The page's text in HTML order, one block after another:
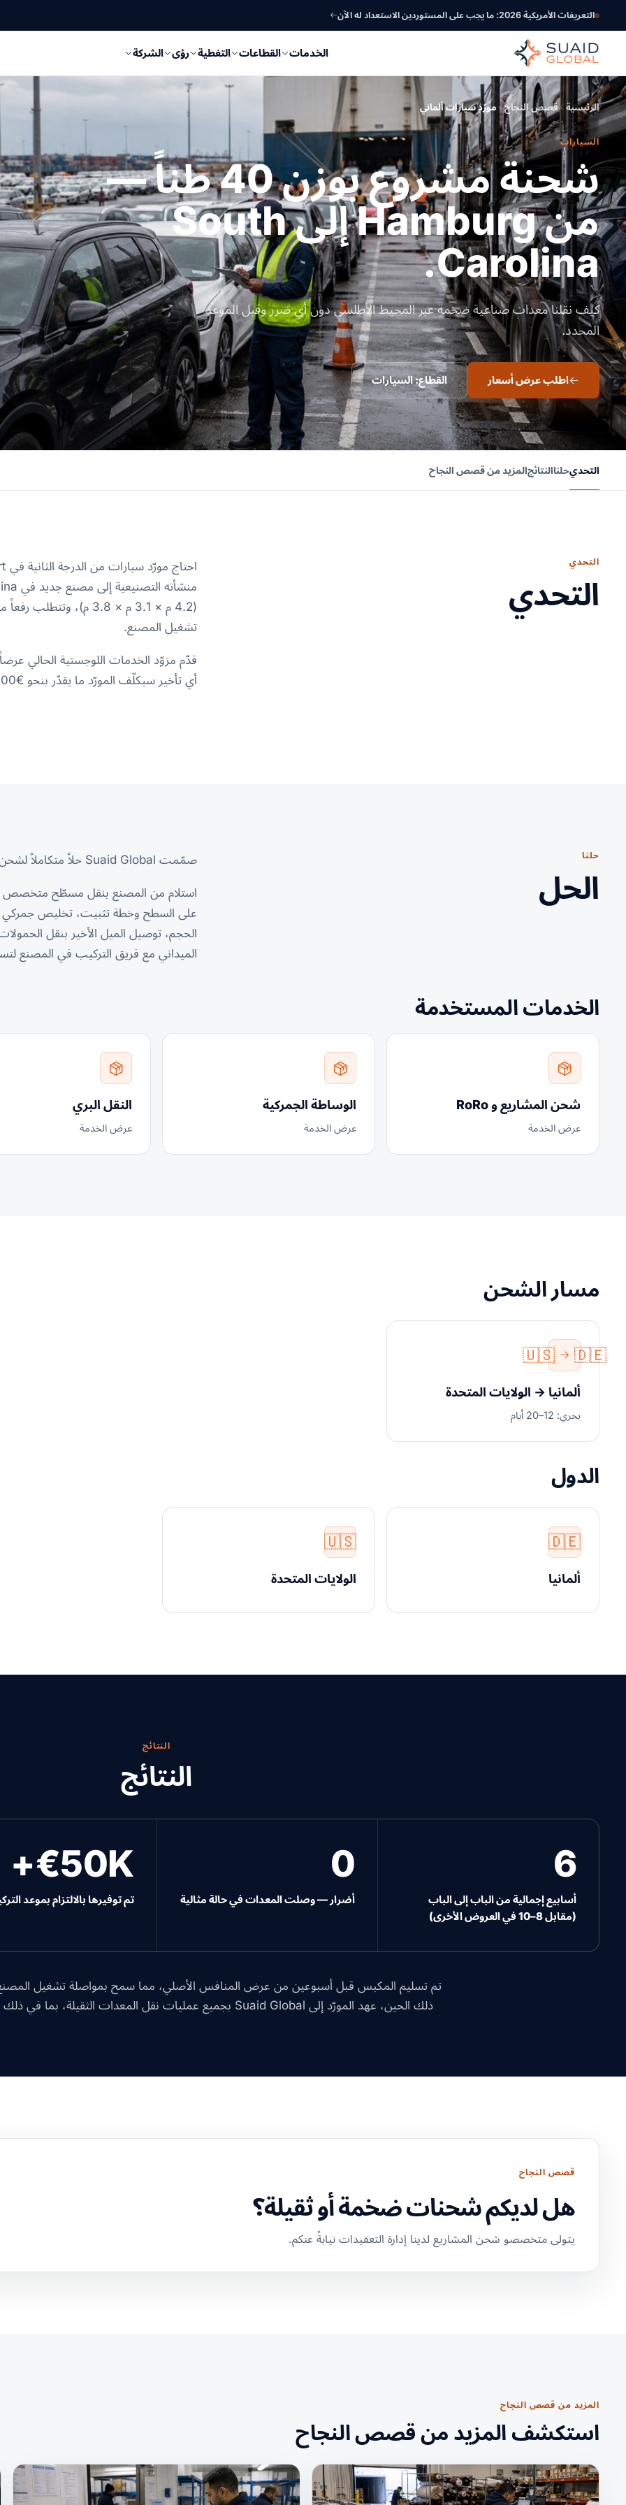
التعريفات الأمريكية 2026: ما يجب على المستوردين الاستعداد له الآن
الخدمات القطاعات التغطية رؤى الشركة
الرئيسية قصص النجاح مورّد سيارات ألماني
السيارات
شحنة مشروع بوزن 40 طناً —
من Hamburg إلى South
Carolina.
كيف نقلنا معدات صناعية ضخمة عبر المحيط الأطلسي دون أي ضرر وقبل الموعد
المحدد.
اطلب عرض أسعار القطاع: السيارات
التحديحلناالنتائجالمزيد من قصص النجاح
التحدي
التحدي
(4.2 م × 3.1 م × 3.8 م)،
تشغيل المصنع.
أي تأخير سيكلّف المورّد ما يقدّر بنحو €50,000 أسبوعياً من تأخيرات تشغيل المصنع.
حلنا
الحل
صمّمت Suaid Global حلاً متكاملاً لشحن المشاريع من الباب إلى الباب:
الميداني مع فريق التركيب في المصنع
الخدمات المستخدمة
شحن المشاريع و RoRo
عرض الخدمة
الوساطة الجمركية
عرض الخدمة
النقل البري
عرض الخدمة
مسار الشحن
🇩🇪
🇺🇸
ألمانيا → الولايات المتحدة
بحري: 12–20 أيام
الدول
🇩🇪
ألمانيا
🇺🇸
الولايات المتحدة
النتائج
النتائج
6
أسابيع إجمالية من الباب إلى الباب
(مقابل 8–10 في العروض الأخرى)
0
أضرار — وصلت المعدات في حالة مثالية
€50K+
تم توفيرها بالالتزام بموعد
تم تسليم المكبس قبل أسبوعين من عرض المنافس الأصلي، مما سمح بمواصلة تشغيل
ذلك الحين، عهد المورّد إلى Suaid Global بجميع عمليات نقل المعدات الثقيلة، بما في ذلك 3 شحنات إضافية للآلات.
قصص النجاح
هل لديكم شحنات ضخمة أو ثقيلة؟
يتولى متخصصو شحن المشاريع لدينا إدارة التعقيدات نيابةً عنكم.
المزيد من قصص النجاح
استكشف المزيد من قصص النجاح